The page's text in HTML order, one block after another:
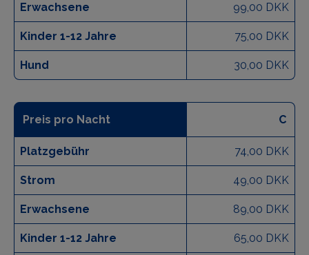
Erwachsene 99,00 DKK
Kinder 1-12 Jahre 75,00 DKK
Hund 30,00 DKK
Preis pro Nacht C
Platzgebühr 74,00 DKK
Strom 49,00 DKK
Erwachsene 89,00 DKK
Kinder 1-12 Jahre 65,00 DKK